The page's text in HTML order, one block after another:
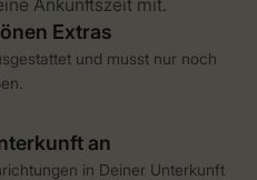
und musst nur noch
in Deiner Unterkunft